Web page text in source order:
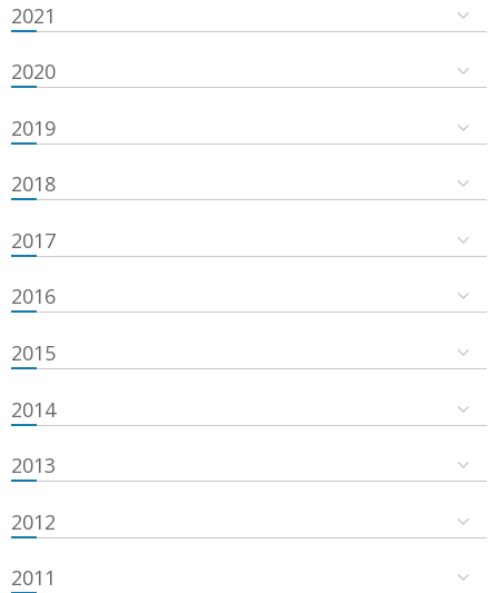
2021
2020
2019
2018
2017
2016
2015
2014
2013
2012
2011